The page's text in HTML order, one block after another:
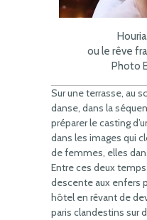
ou le rêve
Photo
Sur une terrasse, au
danse, dans la
préparer le casting
dans les images qui
de femmes, elles
Entre ces deux
descente aux enfers
hôtel en rêvant de
paris clandestins sur